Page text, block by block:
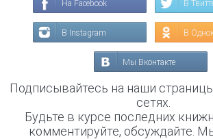
На Facebook В
В Instagram В
Мы Вконтакте
Подписывайтесь на наши
сетях.
Будьте в курсе последних
комментируйте, обсуждайте.